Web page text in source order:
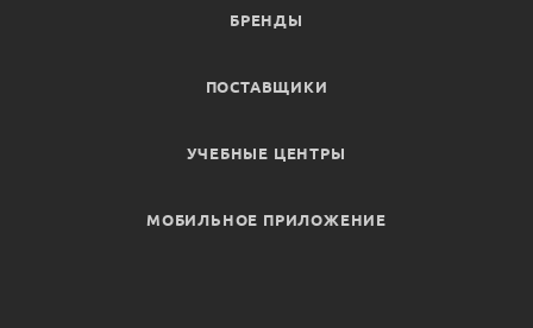
БРЕНДЫ
ПОСТАВЩИКИ
УЧЕБНЫЕ ЦЕНТРЫ
МОБИЛЬНОЕ ПРИЛОЖЕНИЕ